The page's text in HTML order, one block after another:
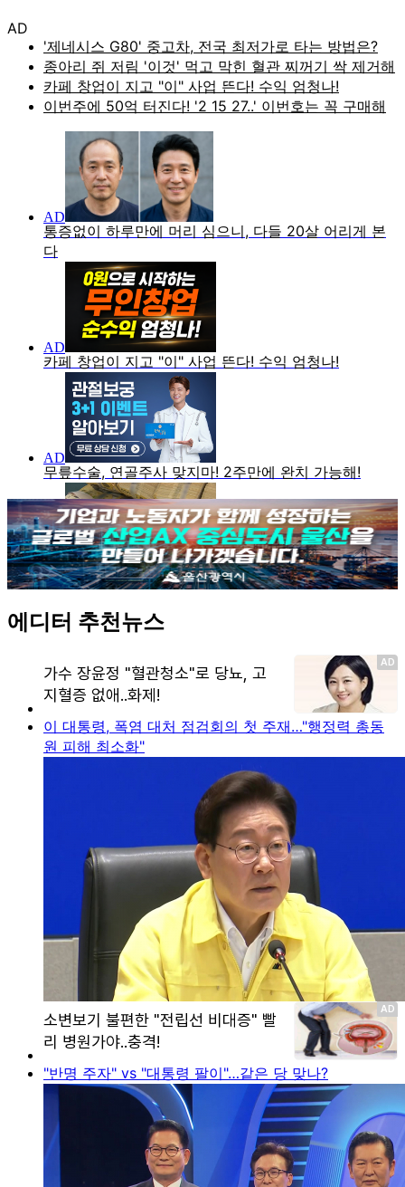
AD
에디터 추천뉴스
이 대통령, 폭염 대처 점검회의 첫 주재…"행정력 총동
원 피해 최소화"
"반명 주자" vs "대통령 팔이"…같은 당 맞나?